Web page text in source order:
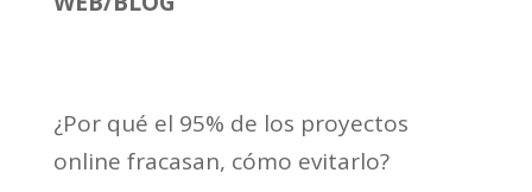
¿Por qué el 95% de los proyectos
online fracasan, cómo evitarlo?